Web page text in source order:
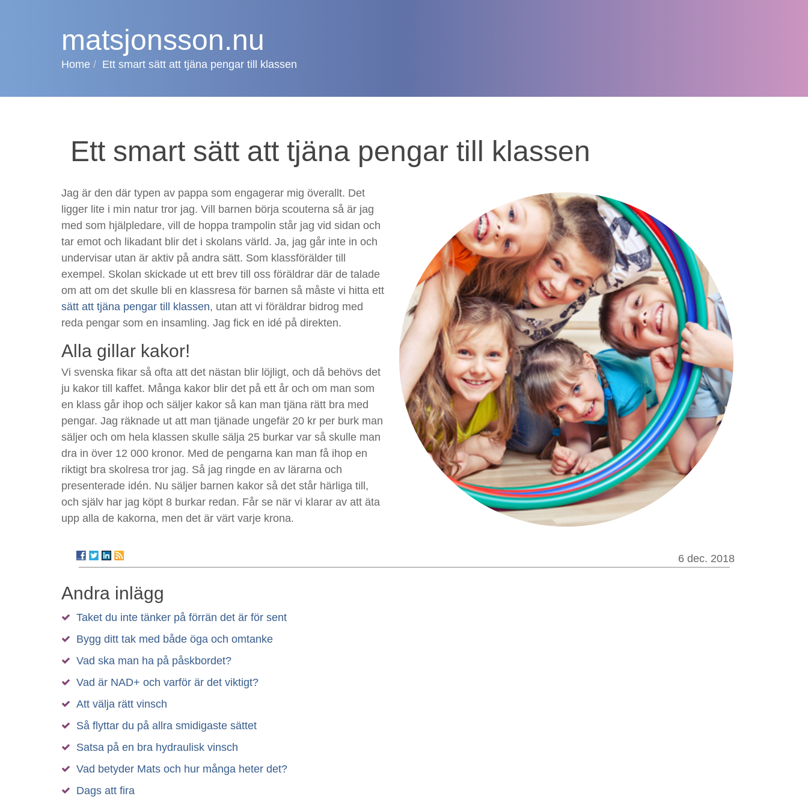
matsjonsson.nu
Home Ett smart sätt att tjäna pengar till klassen
Ett smart sätt att tjäna pengar till klassen
Jag är den där typen av pappa som engagerar mig överallt. Det
ligger lite i min natur tror jag. Vill barnen börja scouterna så är jag
med som hjälpledare, vill de hoppa trampolin står jag vid sidan och
tar emot och likadant blir det i skolans värld. Ja, jag går inte in och
undervisar utan är aktiv på andra sätt. Som klassförälder till
exempel. Skolan skickade ut ett brev till oss föräldrar där de talade
om att om det skulle bli en klassresa för barnen så måste vi hitta ett
sätt att tjäna pengar till klassen, utan att vi föräldrar bidrog med
reda pengar som en insamling. Jag fick en idé på direkten.
Alla gillar kakor!
Vi svenska fikar så ofta att det nästan blir löjligt, och då behövs det
ju kakor till kaffet. Många kakor blir det på ett år och om man som
en klass går ihop och säljer kakor så kan man tjäna rätt bra med
pengar. Jag räknade ut att man tjänade ungefär 20 kr per burk man
säljer och om hela klassen skulle sälja 25 burkar var så skulle man
dra in över 12 000 kronor. Med de pengarna kan man få ihop en
riktigt bra skolresa tror jag. Så jag ringde en av lärarna och
presenterade idén. Nu säljer barnen kakor så det står härliga till,
och själv har jag köpt 8 burkar redan. Får se när vi klarar av att äta
upp alla de kakorna, men det är värt varje krona.
6 dec. 2018
Andra inlägg
Taket du inte tänker på förrän det är för sent
Bygg ditt tak med både öga och omtanke
Vad ska man ha på påskbordet?
Vad är NAD+ och varför är det viktigt?
Att välja rätt vinsch
Så flyttar du på allra smidigaste sättet
Satsa på en bra hydraulisk vinsch
Vad betyder Mats och hur många heter det?
Dags att fira